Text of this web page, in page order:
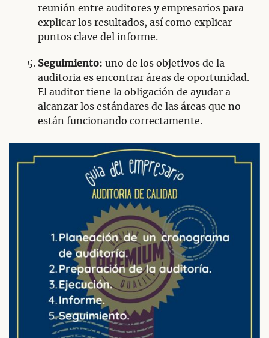
reunión entre auditores y empresarios para
explicar los resultados, así como explicar
puntos clave del informe.
Seguimiento: uno de los objetivos de la
auditoria es encontrar áreas de oportunidad.
El auditor tiene la obligación de ayudar a
alcanzar los estándares de las áreas que no
están funcionando correctamente.